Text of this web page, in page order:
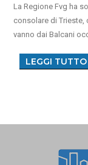
La Regione Fvg ha
consolare di Trieste,
vanno dai Balcani
LEGGI TUTTO